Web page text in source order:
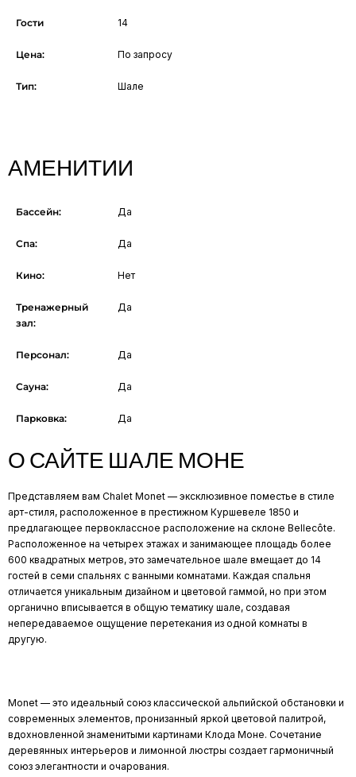
Гости 14
Цена: По запросу
Тип: Шале
АМЕНИТИИ
Бассейн: Да
Спа: Да
Кино: Нет
Тренажерный
зал:
Да
Персонал: Да
Сауна: Да
Парковка: Да
О САЙТЕ ШАЛЕ МОНЕ
Представляем вам Chalet Monet — эксклюзивное поместье в стиле
арт-стиля, расположенное в престижном Куршевеле 1850 и
предлагающее первоклассное расположение на склоне Bellecôte.
Расположенное на четырех этажах и занимающее площадь более
600 квадратных метров, это замечательное шале вмещает до 14
гостей в семи спальнях с ванными комнатами. Каждая спальня
отличается уникальным дизайном и цветовой гаммой, но при этом
органично вписывается в общую тематику шале, создавая
непередаваемое ощущение перетекания из одной комнаты в
другую.
Monet — это идеальный союз классической альпийской обстановки и
современных элементов, пронизанный яркой цветовой палитрой,
вдохновленной знаменитыми картинами Клода Моне. Сочетание
деревянных интерьеров и лимонной люстры создает гармоничный
союз элегантности и очарования.